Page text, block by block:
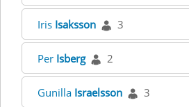
Iris Isaksson 3
Per Isberg 2
Gunilla Israelsson 3